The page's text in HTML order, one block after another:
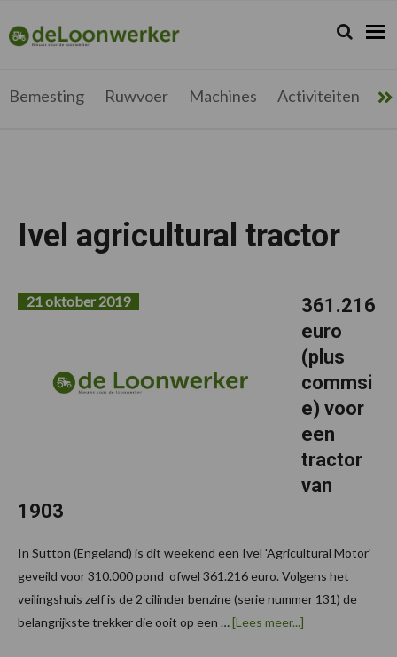
de
hoofdnavigatie
de
hoofd
de
eerste
de
voettekst
deloonwerker.be Zoeken...
Zoek
Bemesting Ruwvoer Machines Activiteiten
Ivel agricultural tractor
361.216
euro
(plus
commsi
e) voor
een
tractor
van
1903
21 oktober 2019
In Sutton (Engeland) is dit weekend een Ivel 'Agricultural Motor'
geveild voor 310.000 pond ofwel 361.216 euro. Volgens het
veilingshuis zelf is de 2 cilinder benzine (serie nummer 131) de
belangrijkste trekker die ooit op een …[Lees meer...]